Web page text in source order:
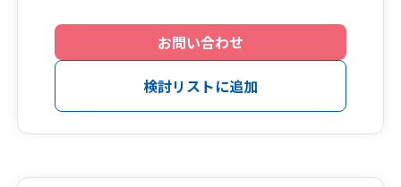
お問い合わせ
検討リストに追加